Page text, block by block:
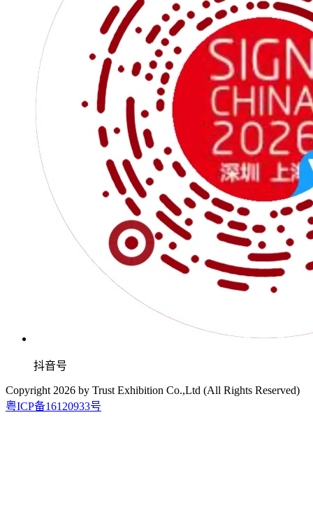
抖音号
Copyright 2026 by Trust Exhibition Co.,Ltd (All Rights Reserved)
粤ICP备16120933号